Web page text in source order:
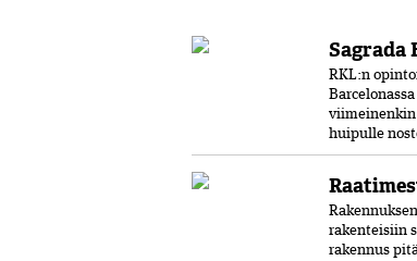
RKL:n
viimeinenkin
huipulle
rakenteisiin
rakennus